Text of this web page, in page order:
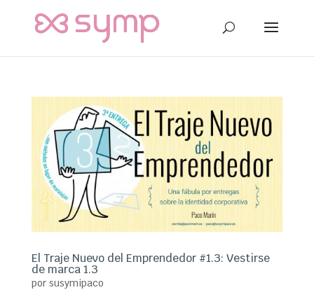
El Traje Nuevo del Emprendedor #1.3: Vestirse
de marca 1.3
por susymipaco